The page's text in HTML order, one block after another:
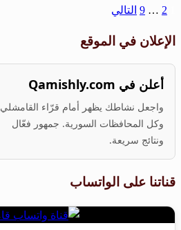
2
…
9 التالي
الإعلان في الموقع
أعلن في Qamishly.com
واجعل نشاطك يظهر أمام قرّاء القامشلي
وكل المحافظات السورية. جمهور فعّال
ونتائج سريعة.
قناتنا على الواتساب